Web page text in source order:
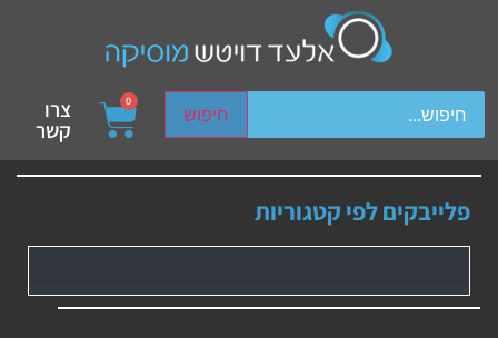
חיפוש
device users, explore by touch or with swipe gestures.
0 צרו
קשר
פלייבקים לפי קטגוריות